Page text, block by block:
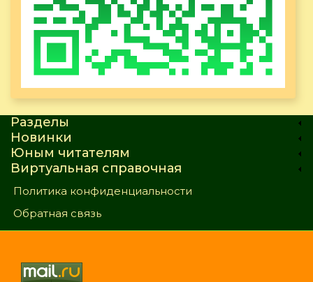
Разделы
Новинки
Юным читателям
Виртуальная справочная
Политика конфиденциальности
Обратная связь